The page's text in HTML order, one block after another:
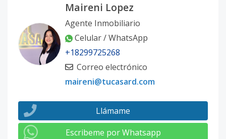
Maireni Lopez
Agente Inmobiliario
Celular / WhatsApp
+18299725268
Correo electrónico
maireni@tucasard.com
Llámame
Escribeme por Whatsapp